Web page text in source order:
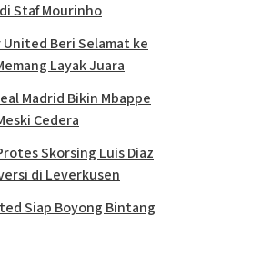
Staf Mourinho
Beri Selamat ke
Layak Juara
Madrid Bikin Mbappe
Cedera
Skorsing Luis Diaz
di Leverkusen
Siap Boyong Bintang